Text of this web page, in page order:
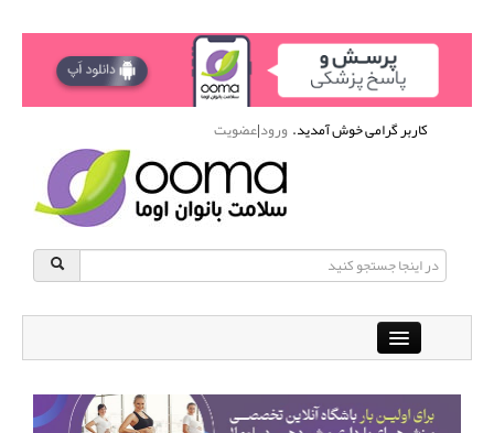
کاربر گرامی خوش آمدید.ورود|عضویت
باشگاه آنلاین ورزشی اوما